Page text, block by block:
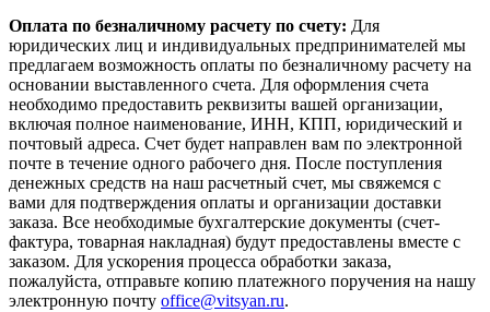
Оплата по безналичному расчету по счету: Для
юридических лиц и индивидуальных предпринимателей мы
предлагаем возможность оплаты по безналичному расчету на
основании выставленного счета. Для оформления счета
необходимо предоставить реквизиты вашей организации,
включая полное наименование, ИНН, КПП, юридический и
почтовый адреса. Счет будет направлен вам по электронной
почте в течение одного рабочего дня. После поступления
денежных средств на наш расчетный счет, мы свяжемся с
вами для подтверждения оплаты и организации доставки
заказа. Все необходимые бухгалтерские документы (счет-
фактура, товарная накладная) будут предоставлены вместе с
заказом. Для ускорения процесса обработки заказа,
пожалуйста, отправьте копию платежного поручения на нашу
электронную почту office@vitsyan.ru.